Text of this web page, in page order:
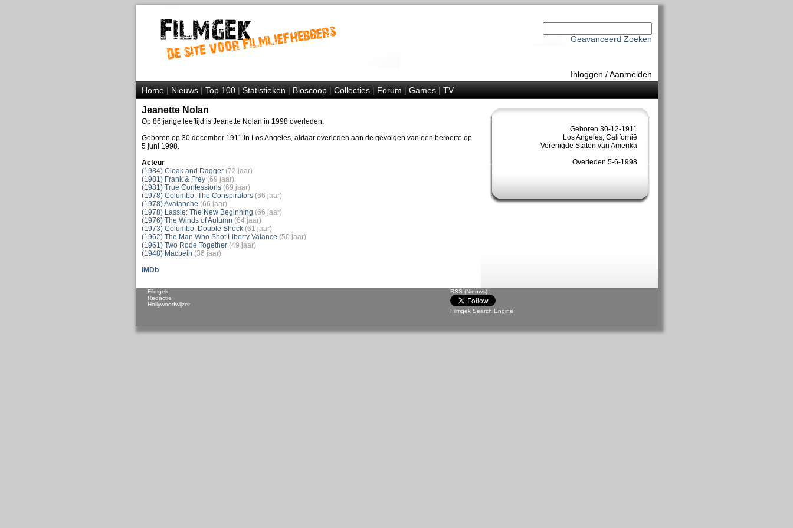
Geavanceerd Zoeken
Inloggen /Aanmelden
Home|Nieuws|Top 100|Statistieken|Bioscoop|Collecties|Forum|Games|TV
Geboren 30-12-1911
Los Angeles, Californië
Verenigde Staten van Amerika
Overleden 5-6-1998
Jeanette Nolan
Op 86 jarige leeftijd is Jeanette Nolan in 1998 overleden.
Geboren op 30 december 1911 in Los Angeles, aldaar overleden aan de gevolgen van een beroerte op
5 juni 1998.
Acteur
(1984) Cloak and Dagger (72 jaar)
(1981) Frank & Frey (69 jaar)
(1981) True Confessions (69 jaar)
(1978) Columbo: The Conspirators (66 jaar)
(1978) Avalanche (66 jaar)
(1978) Lassie: The New Beginning (66 jaar)
(1976) The Winds of Autumn (64 jaar)
(1973) Columbo: Double Shock (61 jaar)
(1962) The Man Who Shot Liberty Valance (50 jaar)
(1961) Two Rode Together (49 jaar)
(1948) Macbeth (36 jaar)
IMDb
RSS (Nieuws)
Filmgek Search Engine
Filmgek
Redactie
Hollywoodwijzer